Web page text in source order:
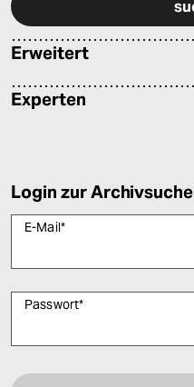
Erweitert
Experten
Login zur Archivsuche
E-Mail*
Passwort*